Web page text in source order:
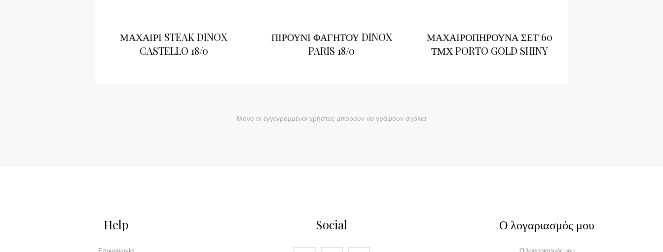
ΜΑΧΑΙΡΙ STEAK DINOX
CASTELLO 18/0
ΠΙΡΟΥΝΙ ΦΑΓΗΤΟΥ DINOX
PARIS 18/0
ΜΑΧΑΙΡΟΠΗΡΟΥΝΑ ΣΕΤ 60
ΤΜΧ PORTO GOLD SHINY
Μόνο οι εγγεγραμμένοι χρήστες μπορούν να γράψουν σχόλια
Help Social Ο λογαριασμός μου